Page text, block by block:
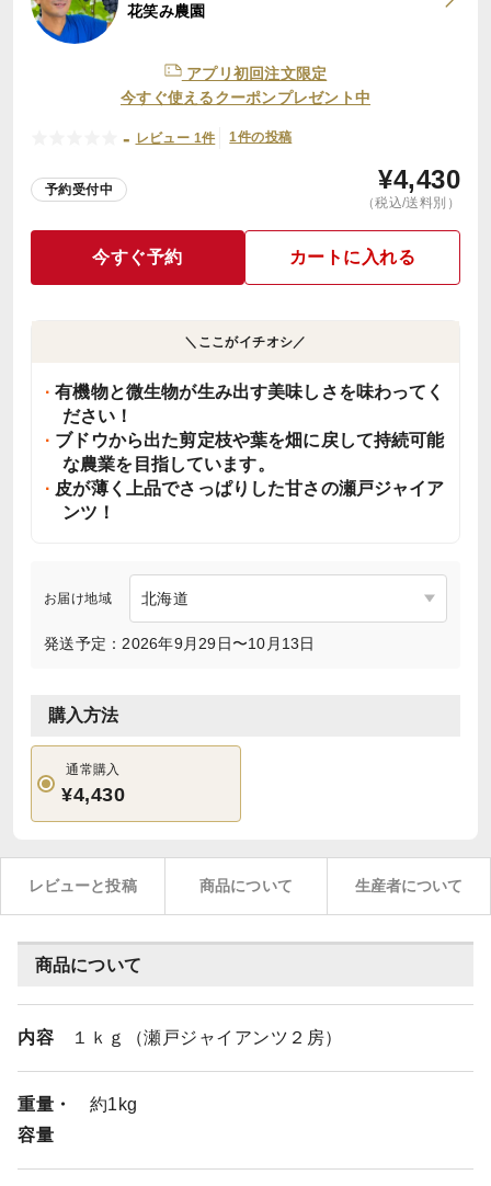
花笑み農園
アプリ初回注文限定
今すぐ使えるクーポンプレゼント中
- レビュー 1件 1件の投稿
予約受付中 ¥4,430
（税込/送料別）
今すぐ予約 カートに入れる
＼ここがイチオシ／
有機物と微生物が生み出す美味しさを味わってく
ださい！
ブドウから出た剪定枝や葉を畑に戻して持続可能
な農業を目指しています。
皮が薄く上品でさっぱりした甘さの瀬戸ジャイア
ンツ！
お届け地域
発送予定：2026年9月29日〜10月13日
購入方法
通常購入
¥4,430
レビューと投稿 商品について 生産者について
商品について
内容 １ｋｇ（瀬戸ジャイアンツ２房）
重量・
容量
約1kg